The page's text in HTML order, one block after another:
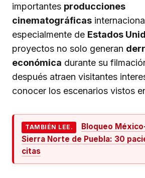
importantes producciones
cinematográficas
especialmente de Estados
proyectos no solo generan
económica durante su
después atraen visitantes
conocer los escenarios vistos
TAMBIÉN LEE.
Bloqueo
Sierra Norte de Puebla: 30
citas